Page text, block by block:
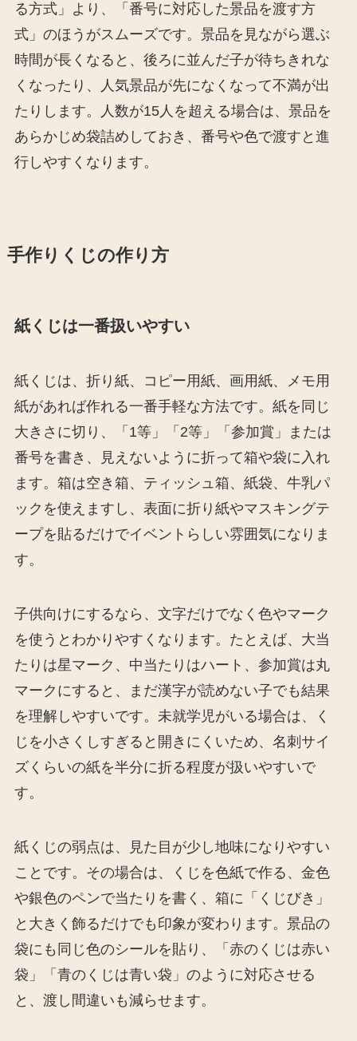
る方式」より、「番号に対応した景品を渡す方
式」のほうがスムーズです。景品を見ながら選ぶ
時間が長くなると、後ろに並んだ子が待ちきれな
くなったり、人気景品が先になくなって不満が出
たりします。人数が15人を超える場合は、景品を
あらかじめ袋詰めしておき、番号や色で渡すと進
行しやすくなります。
手作りくじの作り方
紙くじは一番扱いやすい
紙くじは、折り紙、コピー用紙、画用紙、メモ用
紙があれば作れる一番手軽な方法です。紙を同じ
大きさに切り、「1等」「2等」「参加賞」または
番号を書き、見えないように折って箱や袋に入れ
ます。箱は空き箱、ティッシュ箱、紙袋、牛乳パ
ックを使えますし、表面に折り紙やマスキングテ
ープを貼るだけでイベントらしい雰囲気になりま
す。
子供向けにするなら、文字だけでなく色やマーク
を使うとわかりやすくなります。たとえば、大当
たりは星マーク、中当たりはハート、参加賞は丸
マークにすると、まだ漢字が読めない子でも結果
を理解しやすいです。未就学児がいる場合は、く
じを小さくしすぎると開きにくいため、名刺サイ
ズくらいの紙を半分に折る程度が扱いやすいで
す。
紙くじの弱点は、見た目が少し地味になりやすい
ことです。その場合は、くじを色紙で作る、金色
や銀色のペンで当たりを書く、箱に「くじびき」
と大きく飾るだけでも印象が変わります。景品の
袋にも同じ色のシールを貼り、「赤のくじは赤い
袋」「青のくじは青い袋」のように対応させる
と、渡し間違いも減らせます。